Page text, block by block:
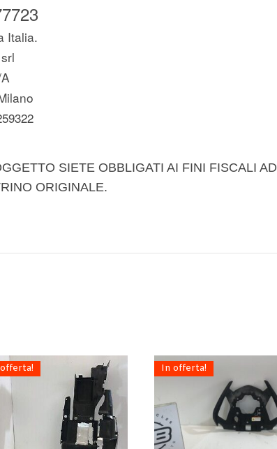
Italia.
SIETE OBBLIGATI AI FINI FISCALI AD
ORIGINALE.
In offerta!